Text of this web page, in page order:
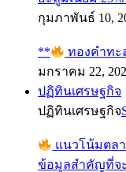
กุมภาพันธ์ 10,
** ทองคำทะ
มกราคม 22,
ปฏิทินเศรษฐกิจ
ปฏิทินเศรษฐกิจ
แนวโน้มตลา
ข้อมูลสำคัญที่จ